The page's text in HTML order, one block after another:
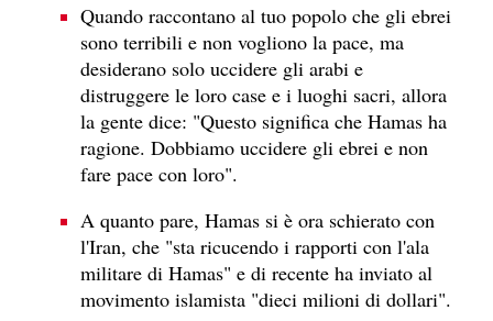
Quando raccontano al tuo popolo che gli ebrei
sono terribili e non vogliono la pace, ma
desiderano solo uccidere gli arabi e
distruggere le loro case e i luoghi sacri, allora
la gente dice: "Questo significa che Hamas ha
ragione. Dobbiamo uccidere gli ebrei e non
fare pace con loro".
A quanto pare, Hamas si è ora schierato con
l'Iran, che "sta ricucendo i rapporti con l'ala
militare di Hamas" e di recente ha inviato al
movimento islamista "dieci milioni di dollari".